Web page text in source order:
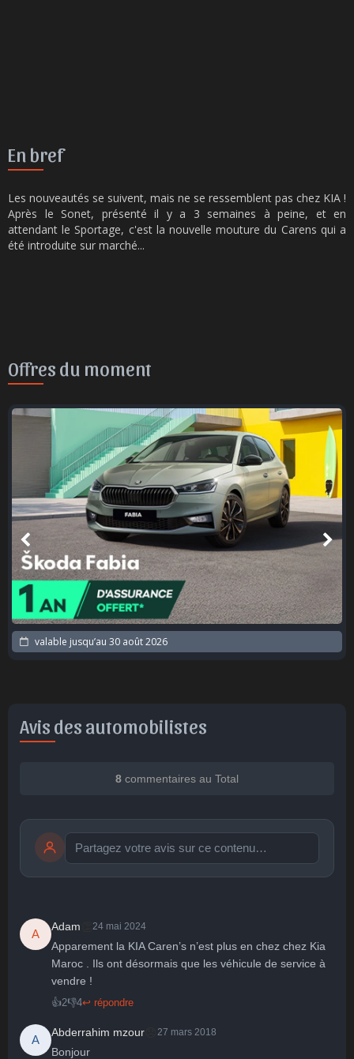
En bref
Les nouveautés se suivent, mais ne se ressemblent pas chez KIA !
Après le Sonet, présenté il y a 3 semaines à peine, et en
attendant le Sportage, c'est la nouvelle mouture du Carens qui a
été introduite sur marché...
Offres du moment
valable jusqu’au 30 août 2026
Avis des automobilistes
8 commentaires au Total
🤩
Parfait
👏 😄 🙂 😐
😮 😞
publication immédiate Publier
A
Adam 24 mai 2024
Apparement la KIA Caren’s n’est plus en chez chez Kia
Maroc . Ils ont désormais que les véhicule de service à
vendre !
👍2👎4↩ répondre
A
Abderrahim mzour 27 mars 2018
Bonjour